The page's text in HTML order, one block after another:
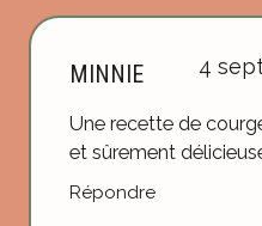
MINNIE 4
Une recette de
et sûrement
Répondre